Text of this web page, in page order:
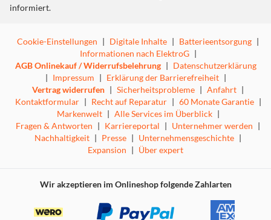
informiert.
Cookie-Einstellungen | Digitale Inhalte | Batterieentsorgung |
Informationen nach ElektroG |
AGB Onlinekauf / Widerrufsbelehrung | Datenschutzerklärung
| Impressum | Erklärung der Barrierefreiheit |
Vertrag widerrufen | Sicherheitsprobleme | Anfahrt |
Kontaktformular | Recht auf Reparatur | 60 Monate Garantie |
Markenwelt | Alle Services im Überblick |
Fragen & Antworten | Karriereportal | Unternehmer werden |
Nachhaltigkeit | Presse | Unternehmensgeschichte |
Expansion | Über expert
Wir akzeptieren im Onlineshop folgende Zahlarten